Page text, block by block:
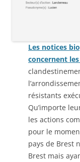
Les notices
concernent
résistants
Qu’importe
les actions
pour le
pays de Brest
Brest mais